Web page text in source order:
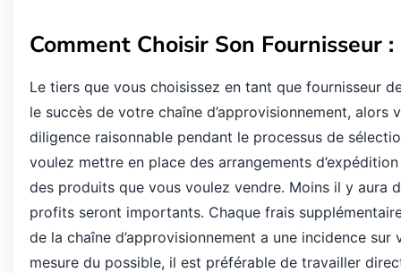
Comment Choisir Son Fournisseur :
Le tiers que vous choisissez en tant que fournisseur
le succès de votre chaîne d’approvisionnement, alors
diligence raisonnable pendant le processus de sé
voulez mettre en place des arrangements d’expédition
des produits que vous voulez vendre. Moins il y aura d
profits seront importants. Chaque frais supplé
de la chaîne d’approvisionnement a une incidence sur
mesure du possible, il est préférable de travailler